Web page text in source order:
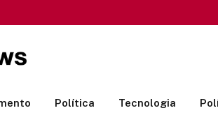
Política Tecnologia